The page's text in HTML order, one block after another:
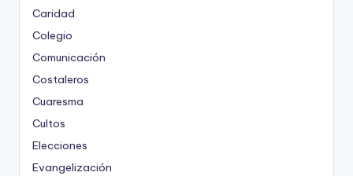
Caridad
Colegio
Comunicación
Costaleros
Cuaresma
Cultos
Elecciones
Evangelización